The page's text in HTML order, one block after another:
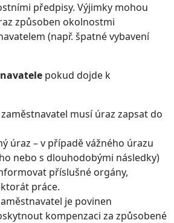
předpisy. Výjimky mohou
způsoben okolnostmi
(např. špatné vybavení
pokud dojde k
musí úraz zapsat do
úraz – v případě vážného úrazu
nebo s dlouhodobými následky)
příslušné orgány,
práce.
je povinen
kompenzaci za způsobené